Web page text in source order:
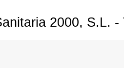
2000, S.L.